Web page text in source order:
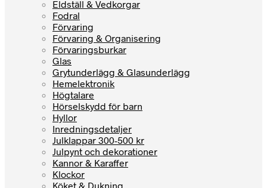
Eldställ & Vedkorgar
Fodral
Förvaring
Förvaring & Organisering
Förvaringsburkar
Glas
Grytunderlägg & Glasunderlägg
Hemelektronik
Högtalare
Hörselskydd för barn
Hyllor
Inredningsdetaljer
Julklappar 300-500 kr
Julpynt och dekorationer
Kannor & Karaffer
Klockor
Köket & Dukning